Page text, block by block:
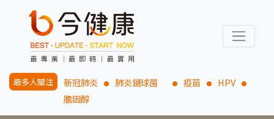
最多人關注 新冠肺炎 肺炎鏈球菌 疫苗
HPV
膽固醇